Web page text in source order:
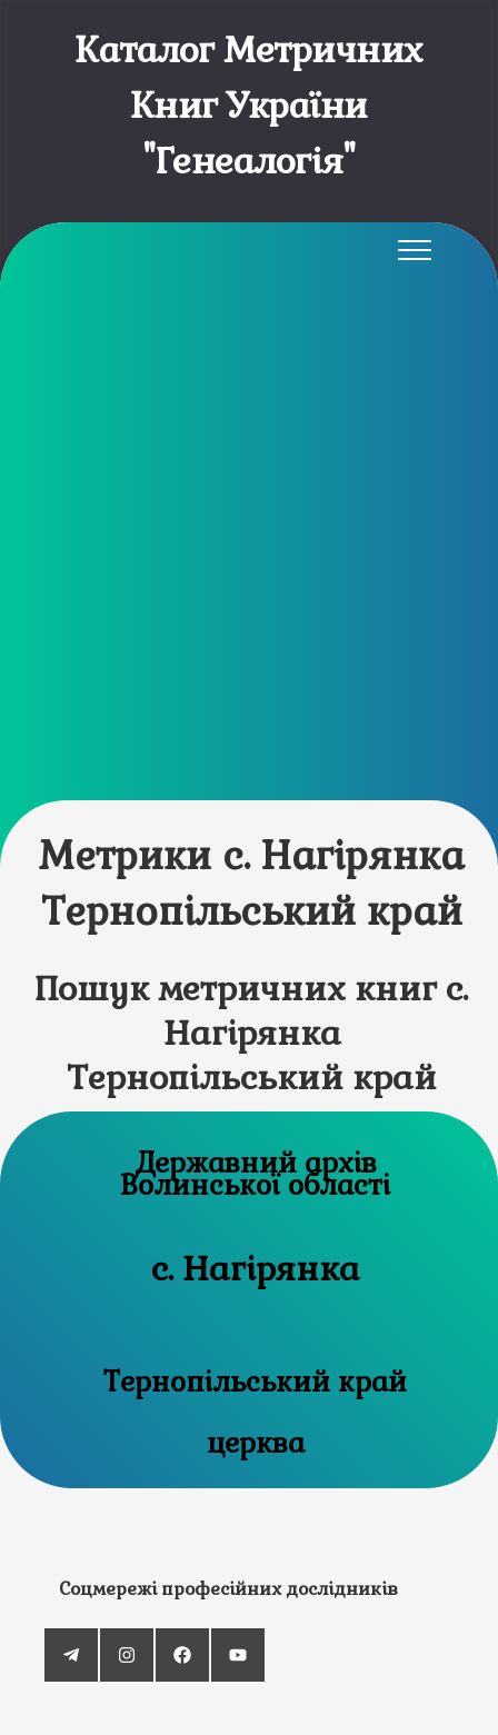
Каталог Метричних
Книг України
"Генеалогія"
Метрики с. Нагірянка
Тернопільський край
Пошук метричних книг с.
Нагірянка
Тернопільський край
Державний архів
Волинської області
с. Нагірянка
Тернопільський край
церква
Соцмережі професійних дослідників